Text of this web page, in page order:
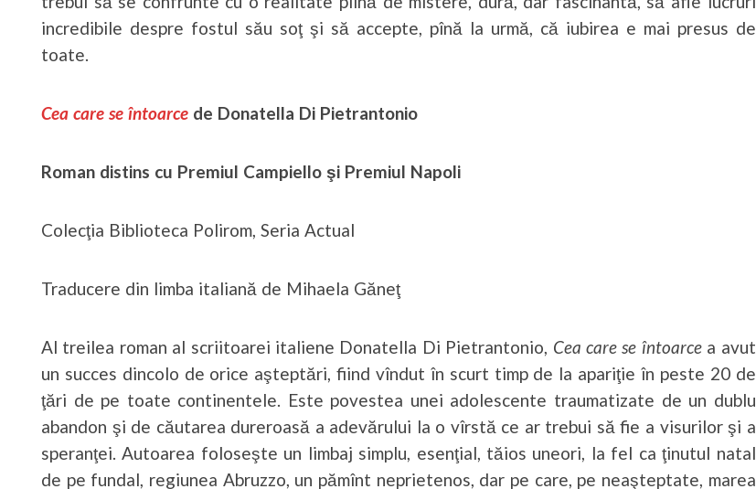
incredibile despre fostul său soţ şi să accepte, pînă la urmă, că iubirea e mai presus de
toate.
Cea care se întoarcede Donatella Di Pietrantonio
Roman distins cu Premiul Campiello şi Premiul Napoli
Colecţia Biblioteca Polirom, Seria Actual
Traducere din limba italiană de Mihaela Găneţ
Al treilea roman al scriitoarei italiene Donatella Di Pietrantonio, Cea care se întoarcea avut
un succes dincolo de orice aşteptări, fiind vîndut în scurt timp de la apariţie în peste 20 de
ţări de pe toate continentele. Este povestea unei adolescente traumatizate de un dublu
abandon şi de căutarea dureroasă a adevărului la o vîrstă ce ar trebui să fie a visurilor şi a
speranţei. Autoarea foloseşte un limbaj simplu, esenţial, tăios uneori, la fel ca ţinutul natal
de pe fundal, regiunea Abruzzo, un pămînt neprietenos, dar pe care, pe neaşteptate, marea